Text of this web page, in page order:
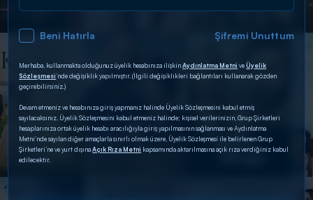
DİĞER SONUÇLAR
Beni Hatırla Şifremi Unuttum
Merhaba, kullanmakta olduğunuz üyelik hesabınıza ilişkinAydınlatma Metni veÜyelik
Sözleşmesi’nde değişiklik yapılmıştır. (İlgili değişiklikleri bağlantıları kullanarak gözden
geçirebilirsiniz.)
Devam etmeniz ve hesabınıza giriş yapmanız halinde Üyelik Sözleşmesini kabul etmiş
sayılacaksınız. Üyelik Sözleşmesini kabul etmeniz halinde; kişisel verilerinizin, Grup Şirketleri
hesaplarınıza ortak üyelik hesabı aracılığıyla giriş yapılmasının sağlanması ve Aydınlatma
Metni’nde sayılan diğer amaçlarla sınırlı olmak üzere, Üyelik Sözleşmesi ile belirlenen Grup
Şirketleri’ne ve yurt dışınaAçık Rıza Metni kapsamında aktarılmasına açık rıza verdiğiniz kabul
edilecektir.